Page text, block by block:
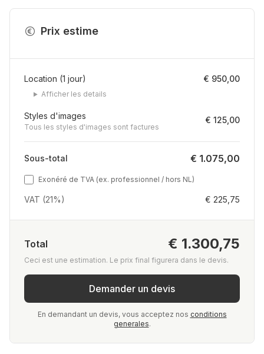
Prix estime
Location (1 jour) € 950,00
Afficher les details
Styles d'images
Tous les styles d'images sont factures
€ 125,00
Sous-total € 1.075,00
Exonéré de TVA (ex. professionnel / hors NL)
VAT (21%) € 225,75
Total € 1.300,75
Ceci est une estimation. Le prix final figurera dans le devis.
Demander un devis
En demandant un devis, vous acceptez nos conditions
generales.